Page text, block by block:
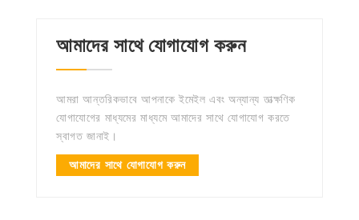
আমাদের সাথে যোগাযোগ করুন
আমরা আন্তরিকভাবে আপনাকে ইমেইল এবং অন্যান্য তাত্ক্ষণিক
যোগাযোগের মাধ্যমের মাধ্যমে আমাদের সাথে যোগাযোগ করতে
স্বাগত জানাই।
আমাদের সাথে যোগাযোগ করুন